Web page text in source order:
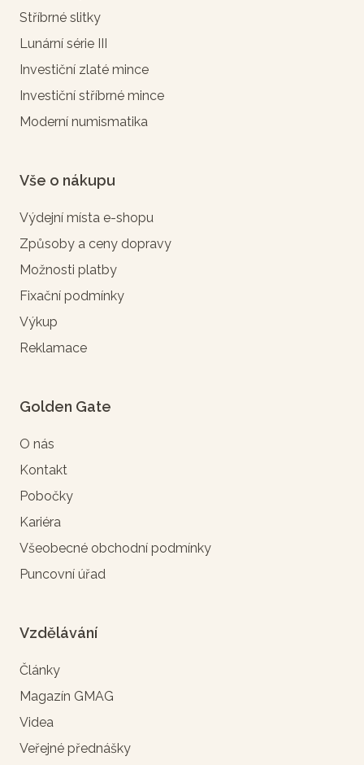
Stříbrné slitky
Lunární série III
Investiční zlaté mince
Investiční stříbrné mince
Moderní numismatika
Vše o nákupu
Výdejní místa e-shopu
Způsoby a ceny dopravy
Možnosti platby
Fixační podmínky
Výkup
Reklamace
Golden Gate
O nás
Kontakt
Pobočky
Kariéra
Všeobecné obchodní podmínky
Puncovní úřad
Vzdělávání
Články
Magazín GMAG
Videa
Veřejné přednášky